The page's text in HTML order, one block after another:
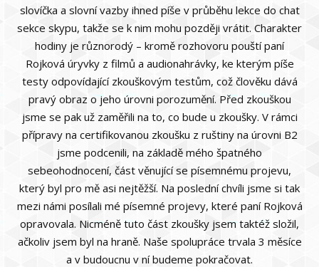
slovíčka a slovní vazby ihned píše v průběhu lekce do chat
sekce skypu, takže se k nim mohu později vrátit. Charakter
hodiny je různorodý – kromě rozhovoru pouští paní
Rojková úryvky z filmů a audionahrávky, ke kterým píše
testy odpovídající zkouškovým testům, což člověku dává
pravý obraz o jeho úrovni porozumění. Před zkouškou
jsme se pak už zaměřili na to, co bude u zkoušky. V rámci
přípravy na certifikovanou zkoušku z ruštiny na úrovni B2
jsme podcenili, na základě mého špatného
sebeohodnocení, část věnující se písemnému projevu,
který byl pro mě asi nejtěžší. Na poslední chvíli jsme si tak
mezi námi posílali mé písemné projevy, které paní Rojková
opravovala. Nicméně tuto část zkoušky jsem taktéž složil,
ačkoliv jsem byl na hraně. Naše spolupráce trvala 3 měsíce
a v budoucnu v ní budeme pokračovat.